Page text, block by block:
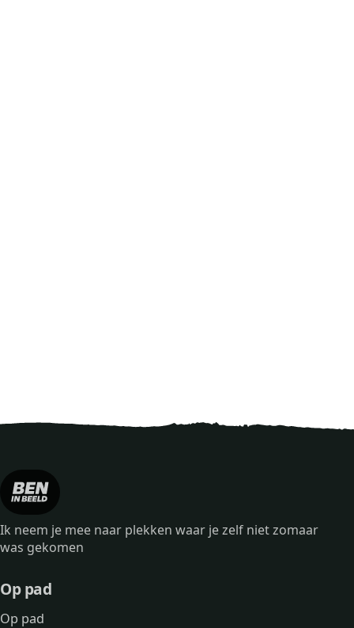
Ik neem je mee naar plekken waar je zelf niet zomaar
was gekomen
Op pad
Op pad